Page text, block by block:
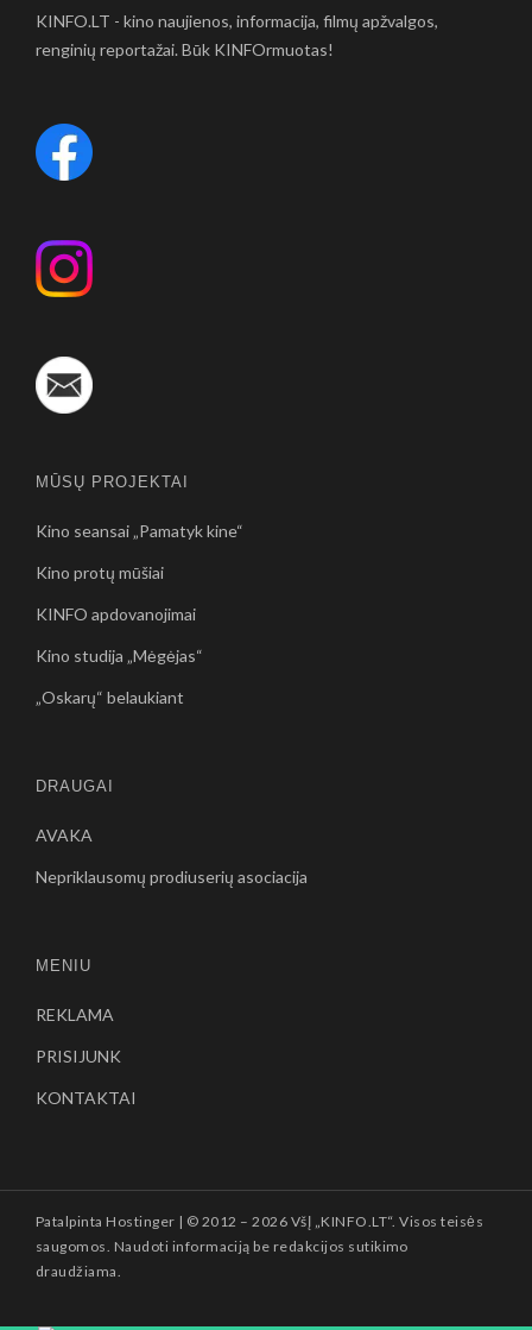
KINFO.LT - kino naujienos, informacija, filmų apžvalgos,
renginių reportažai. Būk KINFOrmuotas!
MŪSŲ PROJEKTAI
Kino seansai „Pamatyk kine“
Kino protų mūšiai
KINFO apdovanojimai
Kino studija „Mėgėjas“
„Oskarų“ belaukiant
DRAUGAI
AVAKA
Nepriklausomų prodiuserių asociacija
MENIU
REKLAMA
PRISIJUNK
KONTAKTAI
Patalpinta Hostinger | © 2012 –2026 VšĮ „KINFO.LT“. Visos teisės
saugomos. Naudoti informaciją be redakcijos sutikimo
draudžiama.